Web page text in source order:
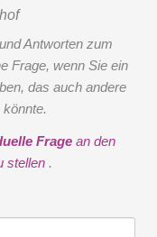
Antworten zum
Frage, wenn Sie ein
das auch andere
Frage an den
stellen .